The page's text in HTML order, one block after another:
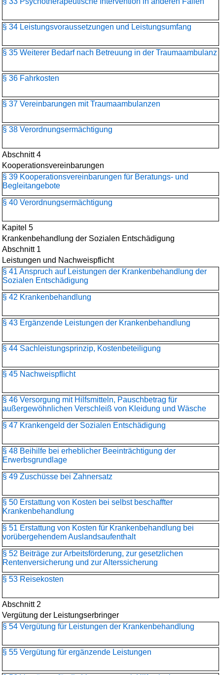
§ 34 Leistungsvoraussetzungen und Leistungsumfang
§ 35 Weiterer Bedarf nach Betreuung in der Traumaambulanz
§ 36 Fahrkosten
§ 37 Vereinbarungen mit Traumaambulanzen
§ 38 Verordnungsermächtigung
Abschnitt 4
Kooperationsvereinbarungen
§ 39 Kooperationsvereinbarungen für Beratungs- und
Begleitangebote
§ 40 Verordnungsermächtigung
Kapitel 5
Krankenbehandlung der Sozialen Entschädigung
Abschnitt 1
Leistungen und Nachweispflicht
§ 41 Anspruch auf Leistungen der Krankenbehandlung der
Sozialen Entschädigung
§ 42 Krankenbehandlung
§ 43 Ergänzende Leistungen der Krankenbehandlung
§ 44 Sachleistungsprinzip, Kostenbeteiligung
§ 45 Nachweispflicht
§ 46 Versorgung mit Hilfsmitteln, Pauschbetrag für
außergewöhnlichen Verschleiß von Kleidung und Wäsche
§ 47 Krankengeld der Sozialen Entschädigung
§ 48 Beihilfe bei erheblicher Beeinträchtigung der
Erwerbsgrundlage
§ 49 Zuschüsse bei Zahnersatz
§ 50 Erstattung von Kosten bei selbst beschaffter
Krankenbehandlung
§ 51 Erstattung von Kosten für Krankenbehandlung bei
vorübergehendem Auslandsaufenthalt
§ 52 Beiträge zur Arbeitsförderung, zur gesetzlichen
Rentenversicherung und zur Alterssicherung
§ 53 Reisekosten
Abschnitt 2
Vergütung der Leistungserbringer
§ 54 Vergütung für Leistungen der Krankenbehandlung
§ 55 Vergütung für ergänzende Leistungen